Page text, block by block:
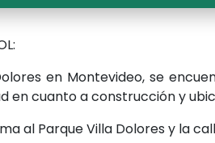
en Montevideo, se
en cuanto a construcción y
al Parque Villa Dolores y la